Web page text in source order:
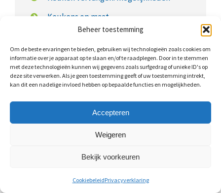
Beheer toestemming
Om de beste ervaringen te bieden, gebruiken wij technologieën zoals cookies om
informatie over je apparaat op te slaan en/of te raadplegen. Door in te stemmen
met deze technologieën kunnen wij gegevens zoals surfgedrag of unieke ID's op
deze site verwerken. Als je geen toestemming geeft of uw toestemming intrekt,
kan dit een nadelige invloed hebben op bepaalde functies en mogelijkheden.
Accepteren
Weigeren
Bekijk voorkeuren
CookiebeleidPrivacyverklaring
Keukens op maat
Een keukenrenovatie is al uit te voeren vanaf€350,-.
Keukens op maat zijn iets duurder. Voor een
€3.000,- tot €5.500,-. Hierbij gaat het om een
keukenapparatuur.